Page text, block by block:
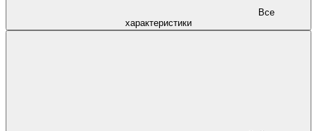
характеристики